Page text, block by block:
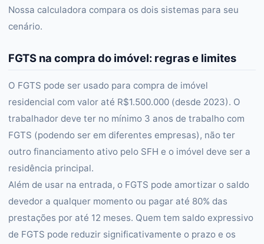
Nossa calculadora compara os dois sistemas para seu
cenário.
FGTS na compra do imóvel: regras e limites
O FGTS pode ser usado para compra de imóvel
residencial com valor até R$1.500.000 (desde 2023). O
trabalhador deve ter no mínimo 3 anos de trabalho com
FGTS (podendo ser em diferentes empresas), não ter
outro financiamento ativo pelo SFH e o imóvel deve ser a
residência principal.
Além de usar na entrada, o FGTS pode amortizar o saldo
devedor a qualquer momento ou pagar até 80% das
prestações por até 12 meses. Quem tem saldo expressivo
de FGTS pode reduzir significativamente o prazo e os